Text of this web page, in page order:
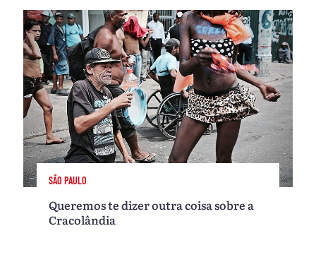
SÃO PAULO
Queremos te dizer outra coisa sobre a
Cracolândia